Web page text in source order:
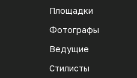
Площадки
Фотографы
Ведущие
Стилисты